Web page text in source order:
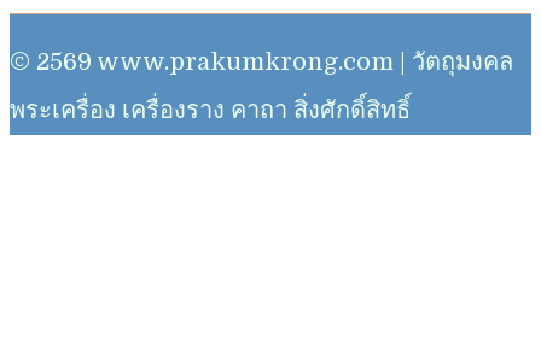
© 2569 www.prakumkrong.com | วัตถุมงคล
พระเครื่อง เครื่องราง คาถา สิ่งศักดิ์สิทธิ์